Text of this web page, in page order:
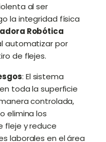
al ser
la integridad física
Robótica
automatizar por
de flejes.
: El sistema
toda la superficie
controlada,
elimina los
fleje y reduce
laborales en el área